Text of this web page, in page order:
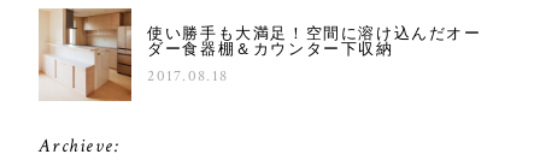
使い勝手も大満足！空間に溶け込んだオー
ダー食器棚＆カウンター下収納
2017.08.18
Archieve: